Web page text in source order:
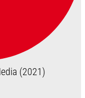
(2021)